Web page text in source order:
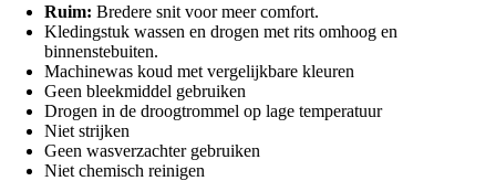
Ruim: Bredere snit voor meer comfort.
Kledingstuk wassen en drogen met rits omhoog en
binnenstebuiten.
Machinewas koud met vergelijkbare kleuren
Geen bleekmiddel gebruiken
Drogen in de droogtrommel op lage temperatuur
Niet strijken
Geen wasverzachter gebruiken
Niet chemisch reinigen